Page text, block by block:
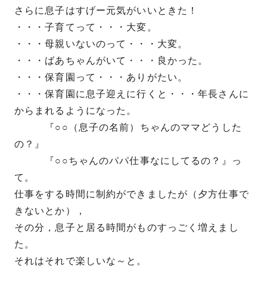
さらに息子はすげー元気がいいときた！
・・・子育てって・・・大変。
・・・母親いないのって・・・大変。
・・・ばあちゃんがいて・・・良かった。
・・・保育園って・・・ありがたい。
・・・保育園に息子迎えに行くと・・・年長さんに
からまれるようになった。
『○○（息子の名前）ちゃんのママどうした
の？』
『○○ちゃんのパパ仕事なにしてるの？』っ
て。
仕事をする時間に制約ができましたが（夕方仕事で
きないとか），
その分，息子と居る時間がものすっごく増えまし
た。
それはそれで楽しいな～と。